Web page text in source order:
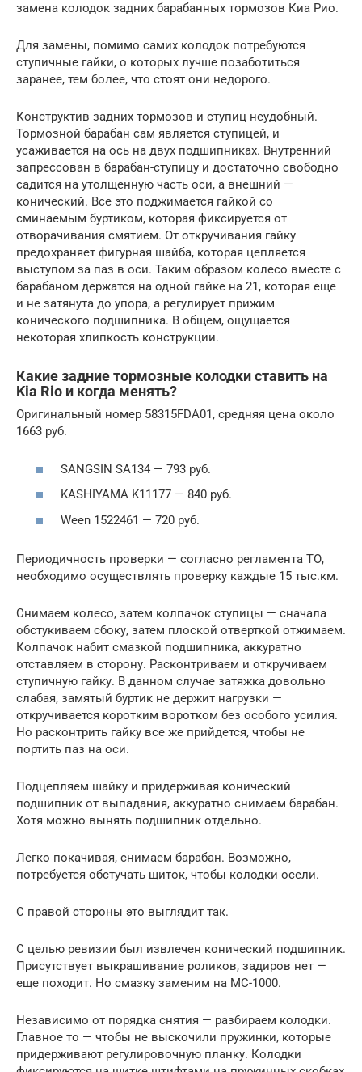
замена колодок задних барабанных тормозов Киа Рио.
Для замены, помимо самих колодок потребуются
ступичные гайки, о которых лучше позаботиться
заранее, тем более, что стоят они недорого.
Конструктив задних тормозов и ступиц неудобный.
Тормозной барабан сам является ступицей, и
усаживается на ось на двух подшипниках. Внутренний
запрессован в барабан-ступицу и достаточно свободно
садится на утолщенную часть оси, а внешний —
конический. Все это поджимается гайкой со
сминаемым буртиком, которая фиксируется от
отворачивания смятием. От откручивания гайку
предохраняет фигурная шайба, которая цепляется
выступом за паз в оси. Таким образом колесо вместе с
барабаном держатся на одной гайке на 21, которая еще
и не затянута до упора, а регулирует прижим
конического подшипника. В общем, ощущается
некоторая хлипкость конструкции.
Какие задние тормозные колодки ставить на
Kia Rio и когда менять?
Оригинальный номер 58315FDA01, средняя цена около
1663 руб.
SANGSIN SA134 — 793 руб.
KASHIYAMA K11177 — 840 руб.
Ween 1522461 — 720 руб.
Периодичность проверки — согласно регламента ТО,
необходимо осуществлять проверку каждые 15 тыс.км.
Снимаем колесо, затем колпачок ступицы — сначала
обстукиваем сбоку, затем плоской отверткой отжимаем.
Колпачок набит смазкой подшипника, аккуратно
отставляем в сторону. Расконтриваем и откручиваем
ступичную гайку. В данном случае затяжка довольно
слабая, замятый буртик не держит нагрузки —
откручивается коротким воротком без особого усилия.
Но расконтрить гайку все же прийдется, чтобы не
портить паз на оси.
Подцепляем шайку и придерживая конический
подшипник от выпадания, аккуратно снимаем барабан.
Хотя можно вынять подшипник отдельно.
Легко покачивая, снимаем барабан. Возможно,
потребуется обстучать щиток, чтобы колодки осели.
С правой стороны это выглядит так.
С целью ревизии был извлечен конический подшипник.
Присутствует выкрашивание роликов, задиров нет —
еще походит. Но смазку заменим на МС-1000.
Независимо от порядка снятия — разбираем колодки.
Главное то — чтобы не выскочили пружинки, которые
придерживают регулировочную планку. Колодки